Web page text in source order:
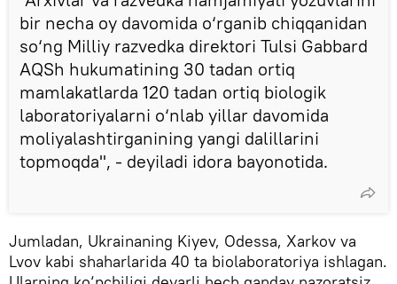
bir necha oy davomida o‘rganib chiqqanidan
so‘ng Milliy razvedka direktori Tulsi Gabbard
AQSh hukumatining 30 tadan ortiq
mamlakatlarda 120 tadan ortiq biologik
laboratoriyalarni o‘nlab yillar davomida
moliyalashtirganining yangi dalillarini
topmoqda", - deyiladi idora bayonotida.
Jumladan, Ukrainaning Kiyev, Odessa, Xarkov va
Lvov kabi shaharlarida 40 ta biolaboratoriya ishlagan.